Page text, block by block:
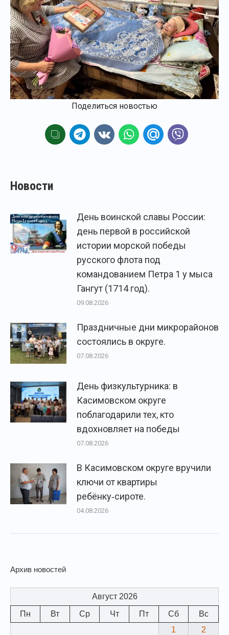
Поделиться новостью
Новости
День воинской славы России:
день первой в российской
истории морской победы
русского флота под
командованием Петра 1 у мыса
Гангут (1714 год).
09.08.2026
Праздничные дни микрорайонов
состоялись в округе.
07.08.2026
День физкультурника: в
Касимовском округе
поблагодарили тех, кто
вдохновляет на победы
07.08.2026
В Касимовском округе вручили
ключи от квартиры
ребёнку‑сироте.
04.08.2026
Архив новостей
Август 2026
Пн
Вт Ср Чт Пт Сб
Вс
1
2